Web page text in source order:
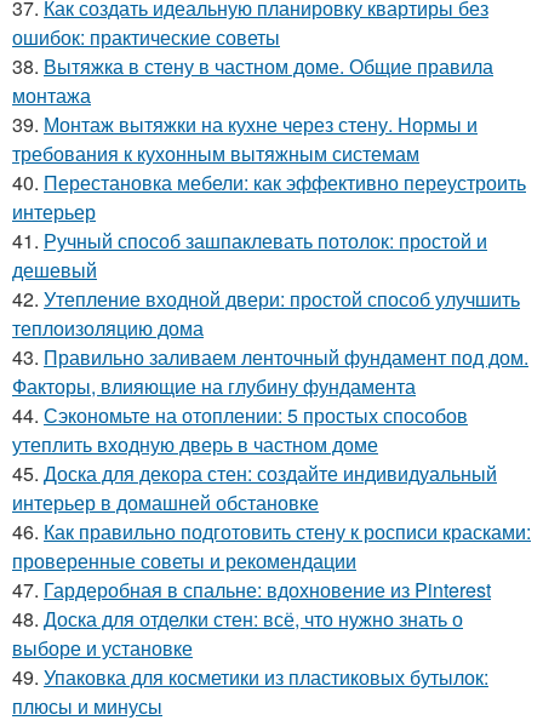
37. Как создать идеальную планировку квартиры без
ошибок: практические советы
38. Вытяжка в стену в частном доме. Общие правила
монтажа
39. Монтаж вытяжки на кухне через стену. Нормы и
требования к кухонным вытяжным системам
40. Перестановка мебели: как эффективно переустроить
интерьер
41. Ручный способ зашпаклевать потолок: простой и
дешевый
42. Утепление входной двери: простой способ улучшить
теплоизоляцию дома
43. Правильно заливаем ленточный фундамент под дом.
Факторы, влияющие на глубину фундамента
44. Сэкономьте на отоплении: 5 простых способов
утеплить входную дверь в частном доме
45. Доска для декора стен: создайте индивидуальный
интерьер в домашней обстановке
46. Как правильно подготовить стену к росписи красками:
проверенные советы и рекомендации
47. Гардеробная в спальне: вдохновение из Pinterest
48. Доска для отделки стен: всё, что нужно знать о
выборе и установке
49. Упаковка для косметики из пластиковых бутылок:
плюсы и минусы